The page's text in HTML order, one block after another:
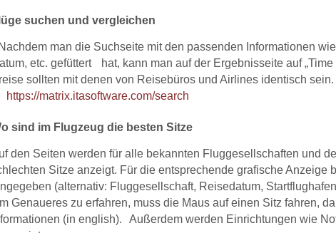
suchen und vergleichen
man die Suchseite mit den passenden Informationen
etc. gefüttert hat, kann man auf der Ergebnisseite auf
sollten mit denen von Reisebüros und Airlines identisch sein.
https://matrix.itasoftware.com/search
sind im Flugzeug die besten Sitze
den Seiten werden für alle bekannten Fluggesellschaften und
Sitze anzeigt. Für die entsprechende grafische
(alternativ: Fluggesellschaft, Reisedatum,
Genaueres zu erfahren, muss die Maus auf einen Sitz fahren,
(in english). Außerdem werden Einrichtungen wie